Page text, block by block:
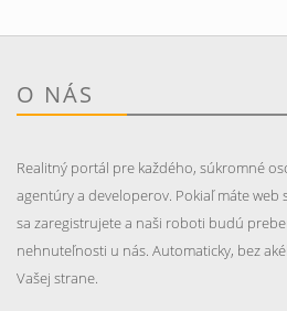
O NÁS
Realitný portál pre každého, súkromné
agentúry a developerov. Pokiaľ máte
sa zaregistrujete a naši roboti budú
nehnuteľnosti u nás. Automaticky, bez
Vašej strane.